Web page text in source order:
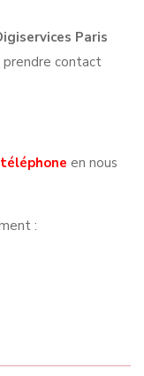
Paris
prendre contact
en nous
: